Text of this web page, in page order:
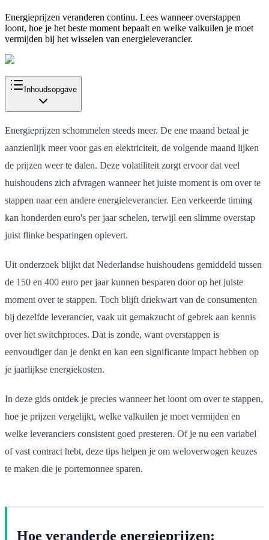
Energieprijzen veranderen continu. Lees wanneer overstappen
loont, hoe je het beste moment bepaalt en welke valkuilen je moet
vermijden bij het wisselen van energieleverancier.
Inhoudsopgave
Energieprijzen schommelen steeds meer. De ene maand betaal je
aanzienlijk meer voor gas en elektriciteit, de volgende maand lijken
de prijzen weer te dalen. Deze volatiliteit zorgt ervoor dat veel
huishoudens zich afvragen wanneer het juiste moment is om over te
stappen naar een andere energieleverancier. Een verkeerde timing
kan honderden euro's per jaar schelen, terwijl een slimme overstap
juist flinke besparingen oplevert.
Uit onderzoek blijkt dat Nederlandse huishoudens gemiddeld tussen
de 150 en 400 euro per jaar kunnen besparen door op het juiste
moment over te stappen. Toch blijft driekwart van de consumenten
bij dezelfde leverancier, vaak uit gemakzucht of gebrek aan kennis
over het switchproces. Dat is zonde, want overstappen is
eenvoudiger dan je denkt en kan een significante impact hebben op
je jaarlijkse energiekosten.
In deze gids ontdek je precies wanneer het loont om over te stappen,
hoe je prijzen vergelijkt, welke valkuilen je moet vermijden en
welke leveranciers consistent goed presteren. Of je nu een variabel
of vast contract hebt, deze tips helpen je om weloverwogen keuzes
te maken die je portemonnee sparen.
Hoe veranderde energieprijzen: